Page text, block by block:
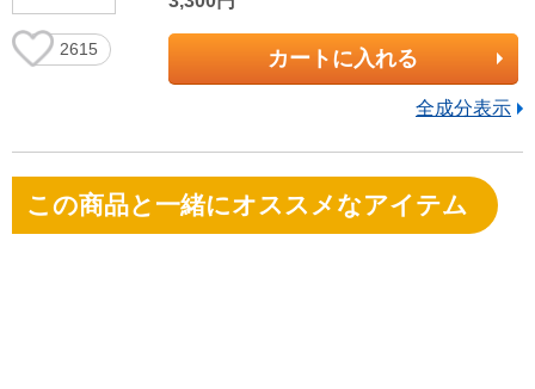
2615 カートに入れる
全成分表示
この商品と一緒にオススメなアイテム